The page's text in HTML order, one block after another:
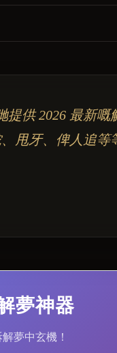
供 2026 最新嘅
甩牙、俾人追等
夢神器
夢中玄機！